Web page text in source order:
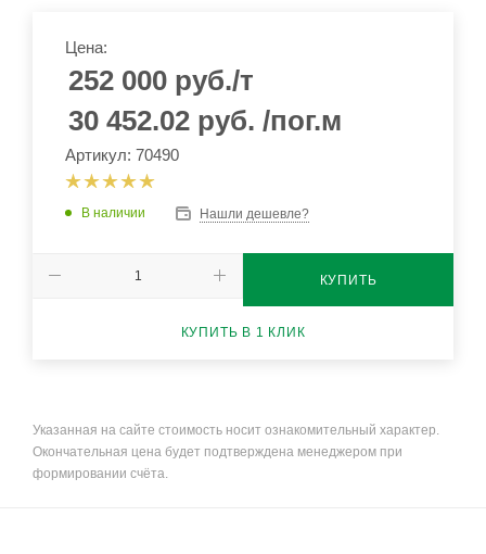
Цена:
252 000 руб./т
30 452.02 руб. /пог.м
Артикул: 70490
В наличии Нашли дешевле?
КУПИТЬ
КУПИТЬ В 1 КЛИК
Указанная на сайте стоимость носит ознакомительный характер.
Окончательная цена будет подтверждена менеджером при
формировании счёта.